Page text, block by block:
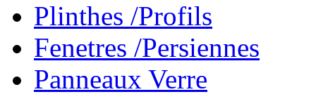
Plinthes /Profils
Fenetres /Persiennes
Panneaux Verre